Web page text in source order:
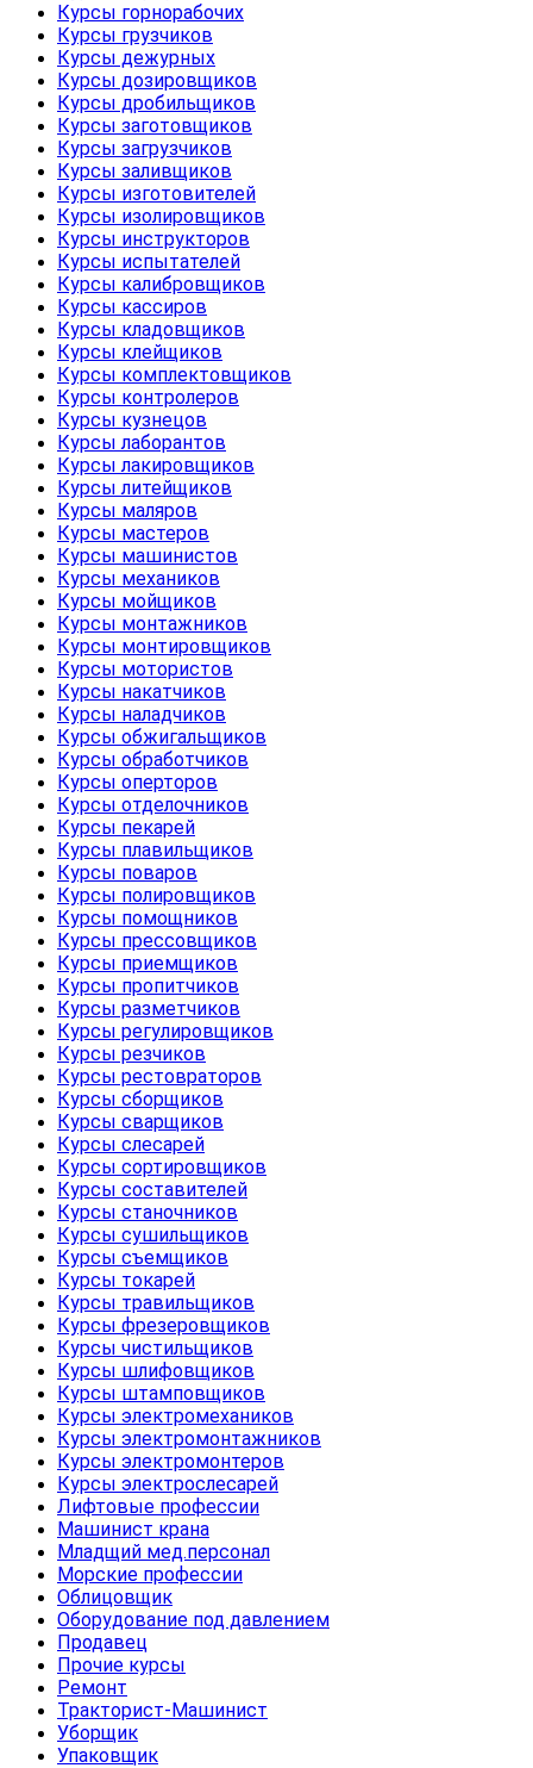
Курсы горнорабочих
Курсы грузчиков
Курсы дежурных
Курсы дозировщиков
Курсы дробильщиков
Курсы заготовщиков
Курсы загрузчиков
Курсы заливщиков
Курсы изготовителей
Курсы изолировщиков
Курсы инструкторов
Курсы испытателей
Курсы калибровщиков
Курсы кассиров
Курсы кладовщиков
Курсы клейщиков
Курсы комплектовщиков
Курсы контролеров
Курсы кузнецов
Курсы лаборантов
Курсы лакировщиков
Курсы литейщиков
Курсы маляров
Курсы мастеров
Курсы машинистов
Курсы механиков
Курсы мойщиков
Курсы монтажников
Курсы монтировщиков
Курсы мотористов
Курсы накатчиков
Курсы наладчиков
Курсы обжигальщиков
Курсы обработчиков
Курсы оперторов
Курсы отделочников
Курсы пекарей
Курсы плавильщиков
Курсы поваров
Курсы полировщиков
Курсы помощников
Курсы прессовщиков
Курсы приемщиков
Курсы пропитчиков
Курсы разметчиков
Курсы регулировщиков
Курсы резчиков
Курсы рестовраторов
Курсы сборщиков
Курсы сварщиков
Курсы слесарей
Курсы сортировщиков
Курсы составителей
Курсы станочников
Курсы сушильщиков
Курсы съемщиков
Курсы токарей
Курсы травильщиков
Курсы фрезеровщиков
Курсы чистильщиков
Курсы шлифовщиков
Курсы штамповщиков
Курсы электромехаников
Курсы электромонтажников
Курсы электромонтеров
Курсы электрослесарей
Лифтовые профессии
Машинист крана
Младщий мед.персонал
Морские профессии
Облицовщик
Оборудование под давлением
Продавец
Прочие курсы
Ремонт
Тракторист-Машинист
Уборщик
Упаковщик